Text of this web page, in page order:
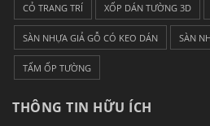
CỎ TRANG TRÍ XỐP DÁN TƯỜNG 3D
SÀN NHỰA GIẢ GỖ CÓ KEO DÁN SÀN
TẤM ỐP TƯỜNG
THÔNG TIN HỮU ÍCH